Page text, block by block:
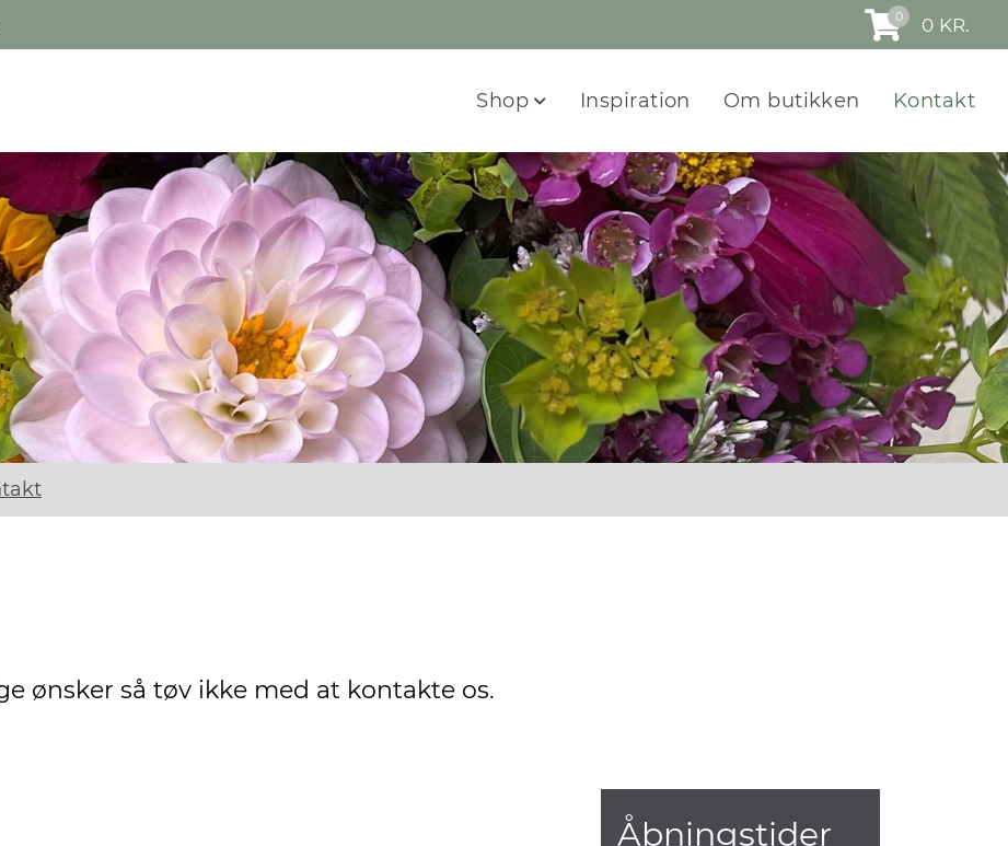
0 0 KR.
Shop Inspiration Om butikken Kontakt
ønsker så tøv ikke med at kontakte os.
Åbningstider